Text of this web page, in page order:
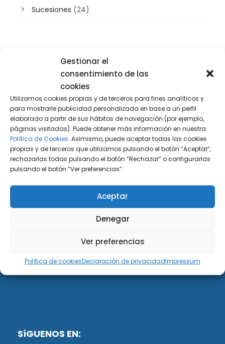
Gestionar el
consentimiento de las
cookies
Utilizamos cookies propias y de terceros para fines analíticos y
para mostrarle publicidad personalizada en base a un perfil
elaborado a partir de sus hábitos de navegación (por ejemplo,
páginas visitadas). Puede obtener más información en nuestra
Política de Cookies. Asimismo, puede aceptar todas las cookies
propias y de terceros que utilizamos pulsando el botón “Aceptar”,
rechazarlas todas pulsando el botón “Rechazar” o configurarlas
pulsando el botón “Ver preferencias”.
Aceptar
Denegar
Ver preferencias
Política de cookiesDeclaración de privacidadImpressum
Sucesiones (24)
Buscador de artículos
DiG ABOGADOS
DiG Abogados es un despacho de abogados
multidisciplinar especializado en las materias de
fiscalidad y mercantil. Llevamos más de 50 años al
SíGUENOS EN: